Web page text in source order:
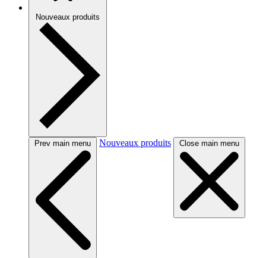
Nouveaux produits
Prev main menu Nouveaux produits Close main menu